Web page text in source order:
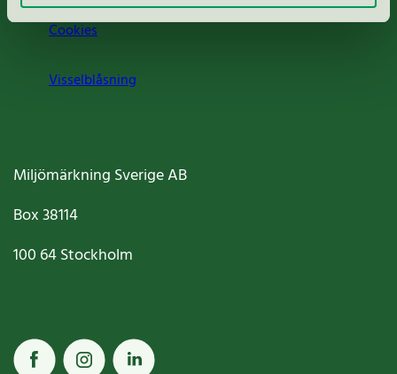
Cookies
Visselblåsning
Miljömärkning Sverige AB
Box38114
100 64Stockholm